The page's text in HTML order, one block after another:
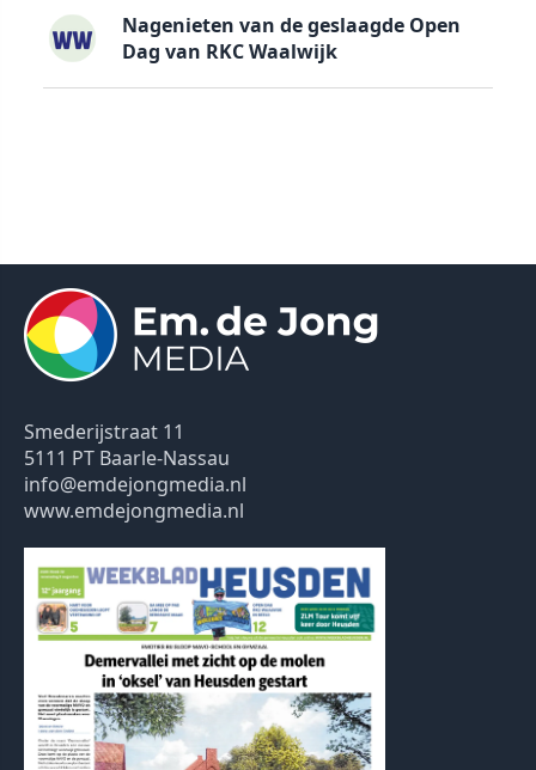
Nagenieten van de geslaagde Open
Dag van RKC Waalwijk
Smederijstraat 11
5111 PT Baarle-Nassau
info@emdejongmedia.nl
www.emdejongmedia.nl